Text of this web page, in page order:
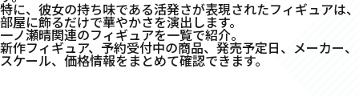
特に、彼女の持ち味である活発さが表現されたフィギュアは、
部屋に飾るだけで華やかさを演出します。
一ノ瀬晴関連のフィギュアを一覧で紹介。
新作フィギュア、予約受付中の商品、発売予定日、メーカー、
スケール、価格情報をまとめて確認できます。